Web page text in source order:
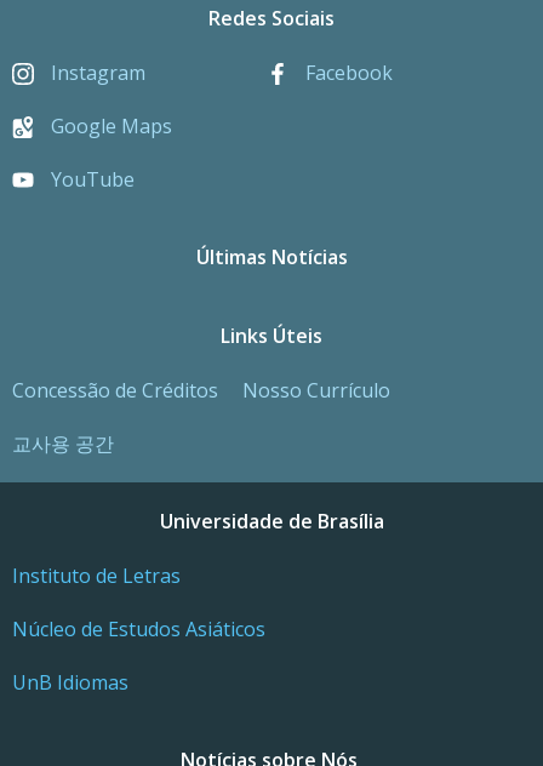
Redes Sociais
Instagram
Facebook
Google Maps
YouTube
Últimas Notícias
Links Úteis
Concessão de Créditos
Nosso Currículo
교사용 공간
Universidade de Brasília
Instituto de Letras
Núcleo de Estudos Asiáticos
UnB Idiomas
Notícias sobre Nós